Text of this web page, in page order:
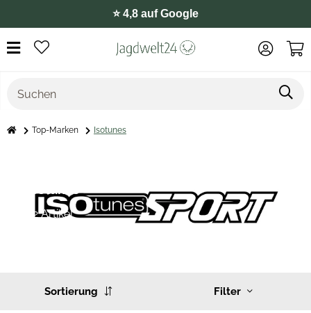
⭐️ 4,8 auf Google
Top-Marken Isotunes
Isotunes
12 Artikel
Filter
Sortierung